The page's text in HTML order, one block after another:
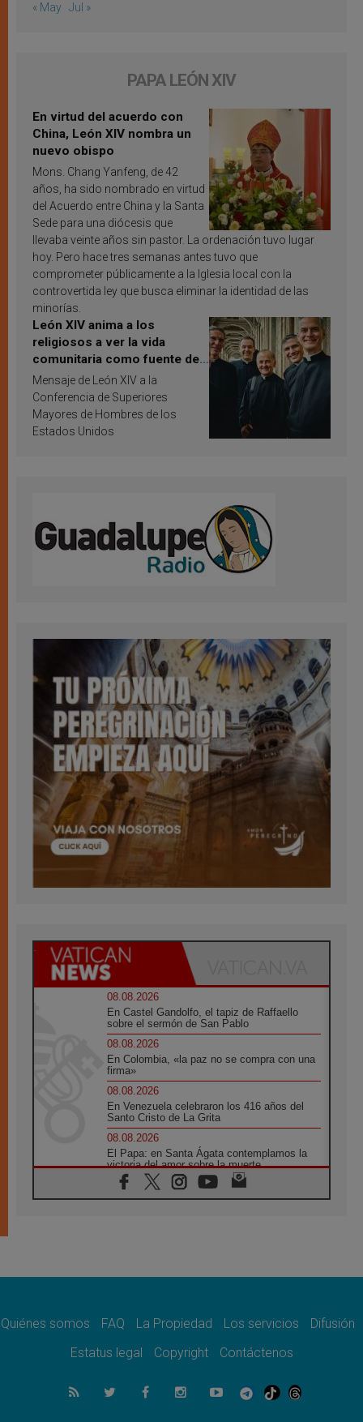
« May Jul »
PAPA LEÓN XIV
En virtud del acuerdo con
China, León XIV nombra un
nuevo obispo
Mons. Chang Yanfeng, de 42
años, ha sido nombrado en virtud
del Acuerdo entre China y la Santa
Sede para una diócesis que
llevaba veinte años sin pastor. La ordenación tuvo lugar
hoy. Pero hace tres semanas antes tuvo que
comprometer públicamente a la Iglesia local con la
controvertida ley que busca eliminar la identidad de las
minorías.
León XIV anima a los
religiosos a ver la vida
comunitaria como fuente de
inspiración y santificación
Mensaje de León XIV a la
Conferencia de Superiores
Mayores de Hombres de los
Estados Unidos
08.08.2026
En Castel Gandolfo, el tapiz de Raffaello
sobre el sermón de San Pablo
08.08.2026
En Colombia, «la paz no se compra con una
firma»
08.08.2026
En Venezuela celebraron los 416 años del
Santo Cristo de La Grita
08.08.2026
El Papa: en Santa Ágata contemplamos la
victoria del amor sobre la muerte
08.08.2026
León XIV visitará el Santuario de la Madre
07.08.2026
07.08.2026
el compromiso del cristiano"
La matanza de niños en Gaza no cesa: 300
muertos en 300 días
Quiénes somos FAQ La Propiedad Los servicios
Difusión
Estatus legal
Copyright Contáctenos